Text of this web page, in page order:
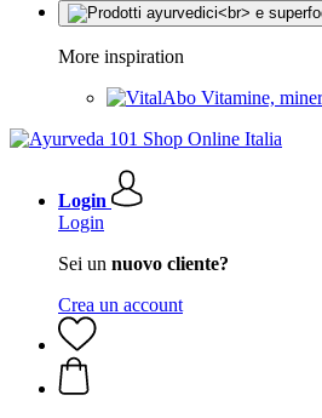
More inspiration
Vitamine,
Login
Login
Sei un nuovo cliente?
Crea un account